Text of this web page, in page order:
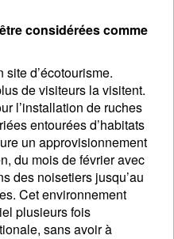
considérées comme
site d’écotourisme.
de visiteurs la visitent.
l’installation de ruches
entourées d’habitats
un approvisionnement
du mois de février avec
des noisetiers jusqu’au
Cet environnement
plusieurs fois
sans avoir à